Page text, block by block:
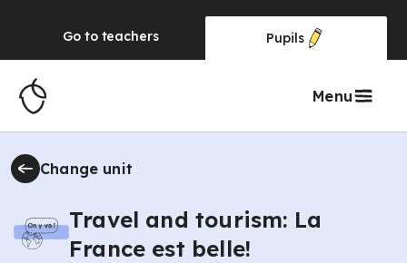
Go to teachers Pupils
Menu
Change unit
Travel and tourism: La
France est belle!